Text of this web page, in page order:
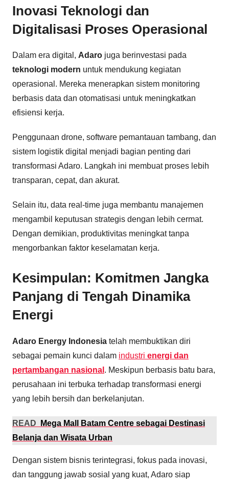
Inovasi Teknologi dan
Digitalisasi Proses Operasional
Dalam era digital, Adaro juga berinvestasi pada
teknologi modern untuk mendukung kegiatan
operasional. Mereka menerapkan sistem monitoring
berbasis data dan otomatisasi untuk meningkatkan
efisiensi kerja.
Penggunaan drone, software pemantauan tambang, dan
sistem logistik digital menjadi bagian penting dari
transformasi Adaro. Langkah ini membuat proses lebih
transparan, cepat, dan akurat.
Selain itu, data real-time juga membantu manajemen
mengambil keputusan strategis dengan lebih cermat.
Dengan demikian, produktivitas meningkat tanpa
mengorbankan faktor keselamatan kerja.
Kesimpulan: Komitmen Jangka
Panjang di Tengah Dinamika
Energi
Adaro Energy Indonesia telah membuktikan diri
sebagai pemain kunci dalam industri energi dan
pertambangan nasional . Meskipun berbasis batu bara,
perusahaan ini terbuka terhadap transformasi energi
yang lebih bersih dan berkelanjutan.
READ
Mega Mall Batam Centre sebagai Destinasi
Belanja dan Wisata Urban
Dengan sistem bisnis terintegrasi, fokus pada inovasi,
dan tanggung jawab sosial yang kuat, Adaro siap